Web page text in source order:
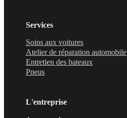
Services
Soins aux voitures
Atelier de réparation automobile
Entretien des bateaux
Pneus
L'entreprise